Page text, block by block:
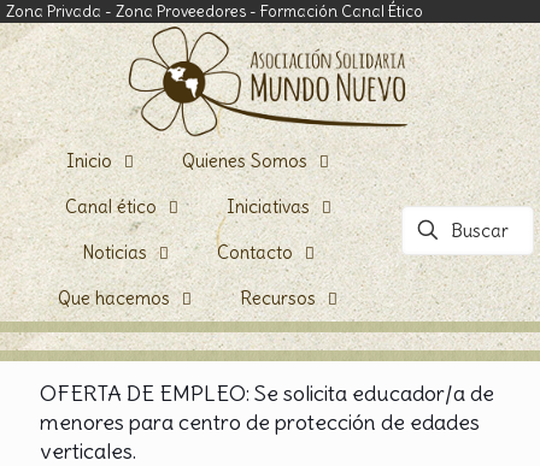
Zona Privada - Zona Proveedores - Formación Canal Ético
Inicio
Quienes Somos
Canal ético
Iniciativas
Noticias
Contacto
Que hacemos
Recursos
OFERTA DE EMPLEO: Se solicita educador/a de
menores para centro de protección de edades
verticales.